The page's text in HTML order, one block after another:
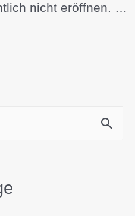
nicht eröffnen. …